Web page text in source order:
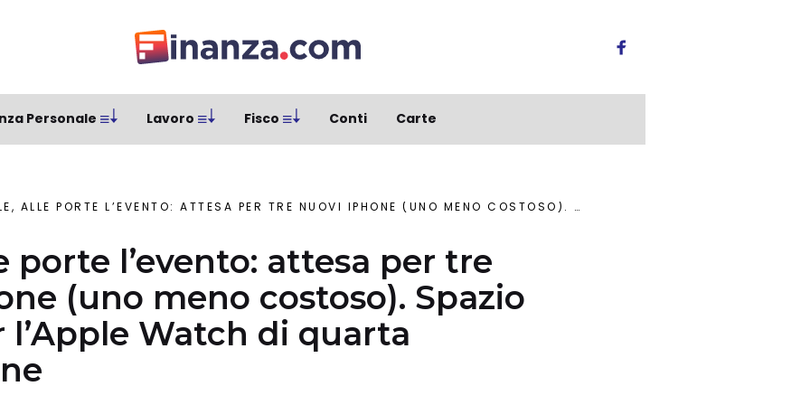
Personale Lavoro Fisco Conti Carte
PORTE L’EVENTO: ATTESA PER TRE NUOVI IPHONE (UNO MENO COSTOSO). SPAZIO ANCHE PER L’APPLE WATCH DI QUARTA GENERAZIONE
porte l’evento: attesa per tre
(uno meno costoso). Spazio
l’Apple Watch di quarta